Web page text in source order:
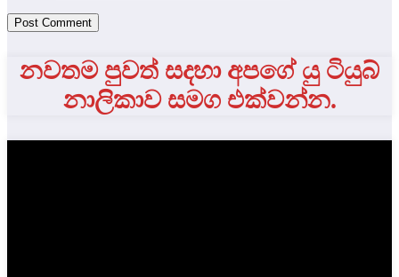
නවතම පුවත් සදහා අපගේ යු ටියුබ්
නාලිකාව සමග එක්වන්න.